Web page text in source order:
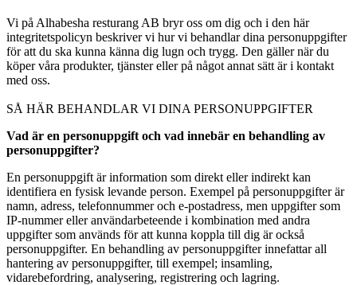
Vi på Alhabesha resturang AB bryr oss om dig och i den här
integritetspolicyn beskriver vi hur vi behandlar dina personuppgifter
för att du ska kunna känna dig lugn och trygg. Den gäller när du
köper våra produkter, tjänster eller på något annat sätt är i kontakt
med oss.
SÅ HÄR BEHANDLAR VI DINA PERSONUPPGIFTER
Vad är en personuppgift och vad innebär en behandling av
personuppgifter?
En personuppgift är information som direkt eller indirekt kan
identifiera en fysisk levande person. Exempel på personuppgifter är
namn, adress, telefonnummer och e-postadress, men uppgifter som
IP-nummer eller användarbeteende i kombination med andra
uppgifter som används för att kunna koppla till dig är också
personuppgifter. En behandling av personuppgifter innefattar all
hantering av personuppgifter, till exempel; insamling,
vidarebefordring, analysering, registrering och lagring.